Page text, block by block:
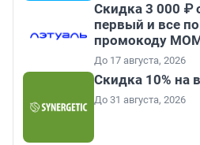
Скидка 3 000 ₽
первый и все
промокоду
До 17 августа, 2026
Скидка 10% на
До 31 августа, 2026